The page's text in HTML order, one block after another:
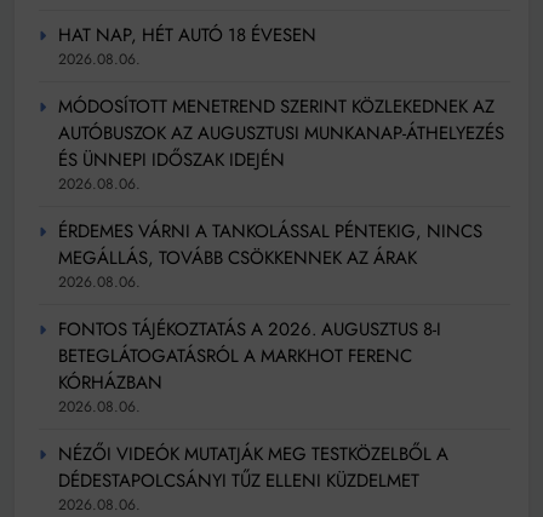
HAT NAP, HÉT AUTÓ 18 ÉVESEN
2026.08.06.
MÓDOSÍTOTT MENETREND SZERINT KÖZLEKEDNEK AZ
AUTÓBUSZOK AZ AUGUSZTUSI MUNKANAP-ÁTHELYEZÉS
ÉS ÜNNEPI IDŐSZAK IDEJÉN
2026.08.06.
ÉRDEMES VÁRNI A TANKOLÁSSAL PÉNTEKIG, NINCS
MEGÁLLÁS, TOVÁBB CSÖKKENNEK AZ ÁRAK
2026.08.06.
FONTOS TÁJÉKOZTATÁS A 2026. AUGUSZTUS 8-I
BETEGLÁTOGATÁSRÓL A MARKHOT FERENC
KÓRHÁZBAN
2026.08.06.
NÉZŐI VIDEÓK MUTATJÁK MEG TESTKÖZELBŐL A
DÉDESTAPOLCSÁNYI TŰZ ELLENI KÜZDELMET
2026.08.06.